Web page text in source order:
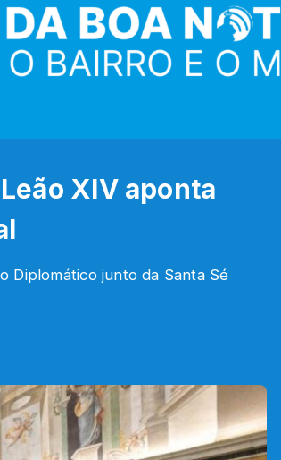
XIV aponta
Diplomático junto da Santa Sé